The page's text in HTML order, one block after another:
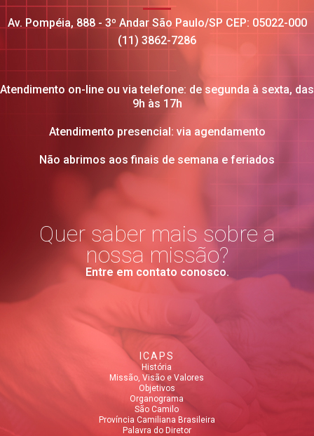
Av. Pompéia, 888 - 3º Andar São Paulo/SP CEP: 05022-000
(11) 3862-7286
Atendimento on-line ou via telefone: de segunda à sexta, das
9h às 17h
Atendimento presencial: via agendamento
Não abrimos aos finais de semana e feriados
Quer saber mais sobre a
nossa missão?
Entre em contato conosco.
ICAPS
História
Missão, Visão e Valores
Objetivos
Organograma
São Camilo
Província Camiliana Brasileira
Palavra do Diretor